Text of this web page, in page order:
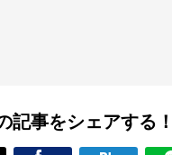
記事をシェアする！